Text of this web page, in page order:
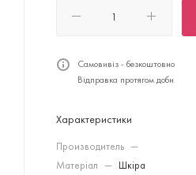
Самовивіз - безкоштовно
Відправка протягом доби
Характеристики
Производитель
—
Матеріал
—
Шкіра